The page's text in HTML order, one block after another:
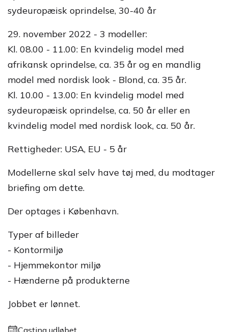
sydeuropæisk oprindelse, 30-40 år
29. november 2022 - 3 modeller:
Kl. 08.00 - 11.00: En kvindelig model med
afrikansk oprindelse, ca. 35 år og en mandlig
model med nordisk look - Blond, ca. 35 år.
Kl. 10.00 - 13.00: En kvindelig model med
sydeuropæisk oprindelse, ca. 50 år eller en
kvindelig model med nordisk look, ca. 50 år.
Rettigheder: USA, EU - 5 år
Modellerne skal selv have tøj med, du modtager
briefing om dette.
Der optages i København.
Typer af billeder
- Kontormiljø
- Hjemmekontor miljø
- Hænderne på produkterne
Jobbet er lønnet.
Casting udløbet